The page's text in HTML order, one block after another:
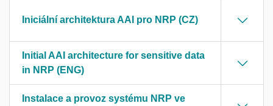
Iniciální architektura AAI pro NRP (CZ)
Initial AAI architecture for sensitive data
in NRP (ENG)
Instalace a provoz systému NRP ve